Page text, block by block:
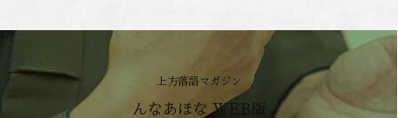
上方落語マガジン
んなあほな WEB版